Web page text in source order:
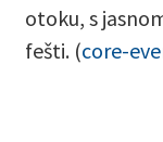
otoku, s
fešti. (core-